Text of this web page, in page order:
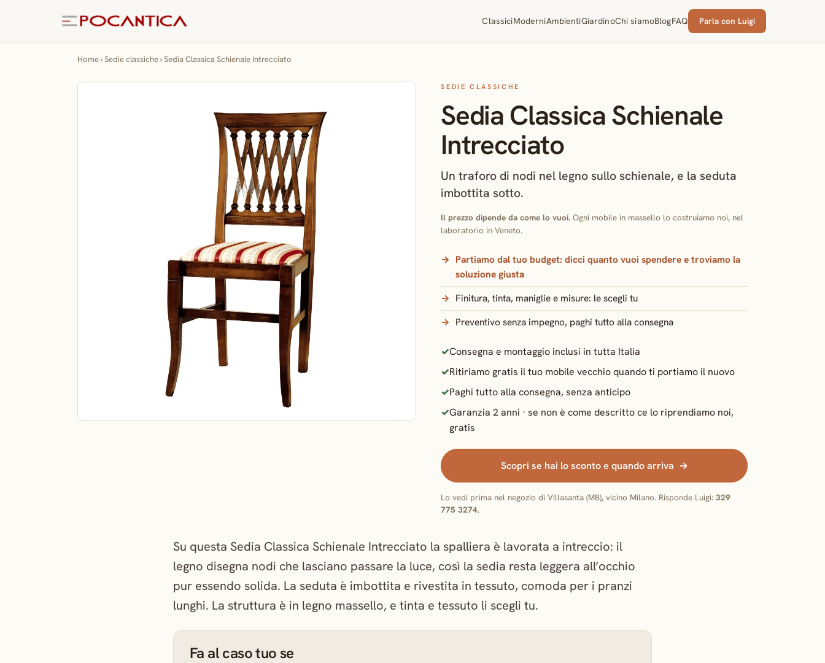
ClassiciModerniAmbientiGiardinoChi siamoBlogFAQ Parla con Luigi
Home›Sedie classiche›Sedia Classica Schienale Intrecciato
SEDIE CLASSICHE
Sedia Classica Schienale
Intrecciato
Un traforo di nodi nel legno sullo schienale, e la seduta
imbottita sotto.
Il prezzo dipende da come lo vuoi. Ogni mobile in massello lo costruiamo noi, nel
laboratorio in Veneto.
Partiamo dal tuo budget: dicci quanto vuoi spendere e troviamo la
soluzione giusta
Finitura, tinta, maniglie e misure: le scegli tu
Preventivo senza impegno, paghi tutto alla consegna
Consegna e montaggio inclusi in tutta Italia
Ritiriamo gratis il tuo mobile vecchio quando ti portiamo il nuovo
Paghi tutto alla consegna, senza anticipo
Garanzia 2 anni · se non è come descritto ce lo riprendiamo noi,
gratis
Scopri se hai lo sconto e quando arriva
Lo vedi prima nel negozio di Villasanta (MB), vicino Milano. Risponde Luigi:329
775 3274.
Su questa Sedia Classica Schienale Intrecciato la spalliera è lavorata a intreccio: il
legno disegna nodi che lasciano passare la luce, così la sedia resta leggera all’occhio
pur essendo solida. La seduta è imbottita e rivestita in tessuto, comoda per i pranzi
lunghi. La struttura è in legno massello, e tinta e tessuto li scegli tu.
Fa al caso tuo se